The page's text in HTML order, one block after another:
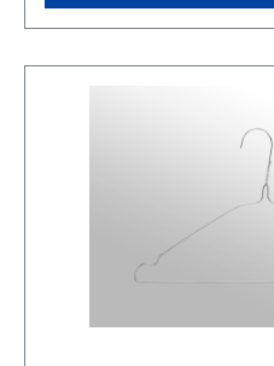
zeichnen unsere
ermöglichen uns
Produktionsplanung mit
Bügel aus unseren für
Wäschereibedarf